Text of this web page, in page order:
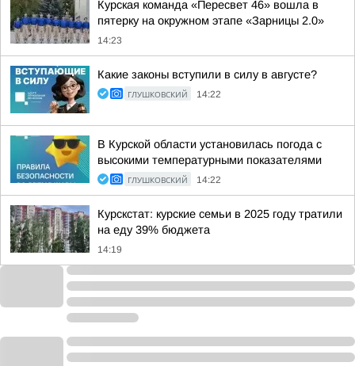
Курская команда «Пересвет 46» вошла в
пятерку на окружном этапе «Зарницы 2.0»
14:23
Какие законы вступили в силу в августе?
ГЛУШКОВСКИЙ 14:22
В Курской области установилась погода с
высокими температурными показателями
ГЛУШКОВСКИЙ 14:22
Курскстат: курские семьи в 2025 году тратили
на еду 39% бюджета
14:19